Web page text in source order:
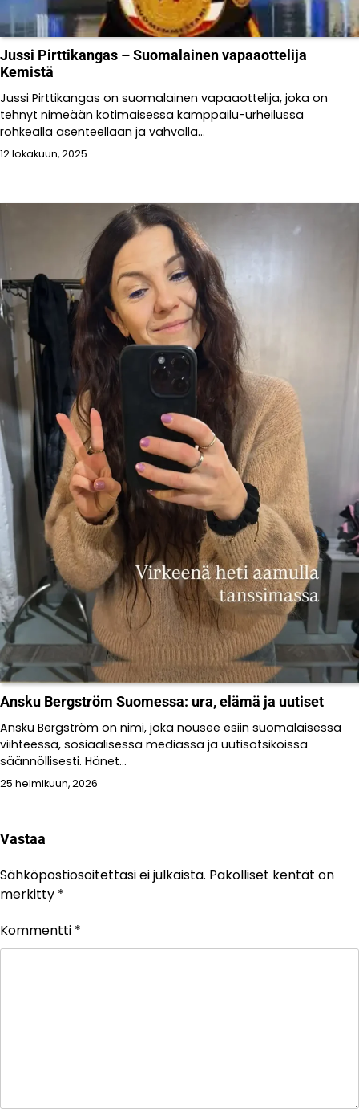
Jussi Pirttikangas – Suomalainen vapaaottelija
Kemistä
Jussi Pirttikangas on suomalainen vapaaottelija, joka on
tehnyt nimeään kotimaisessa kamppailu-urheilussa
rohkealla asenteellaan ja vahvalla...
12 lokakuun, 2025
Ansku Bergström Suomessa: ura, elämä ja uutiset
Ansku Bergström on nimi, joka nousee esiin suomalaisessa
viihteessä, sosiaalisessa mediassa ja uutisotsikoissa
säännöllisesti. Hänet...
25 helmikuun, 2026
Vastaa
Sähköpostiosoitettasi ei julkaista. Pakolliset kentät on
merkitty *
Kommentti *